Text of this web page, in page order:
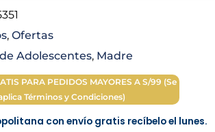
40.00.
, Ofertas
Adolescentes, Madre
PARA PEDIDOS MAYORES A S/99 (Se
Términos y Condiciones)
con envío gratis recíbelo el lunes.